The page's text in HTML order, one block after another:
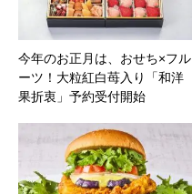
今年のお正月は、おせち×フル
ーツ！大粒紅白苺入り「和洋
果折衷」予約受付開始